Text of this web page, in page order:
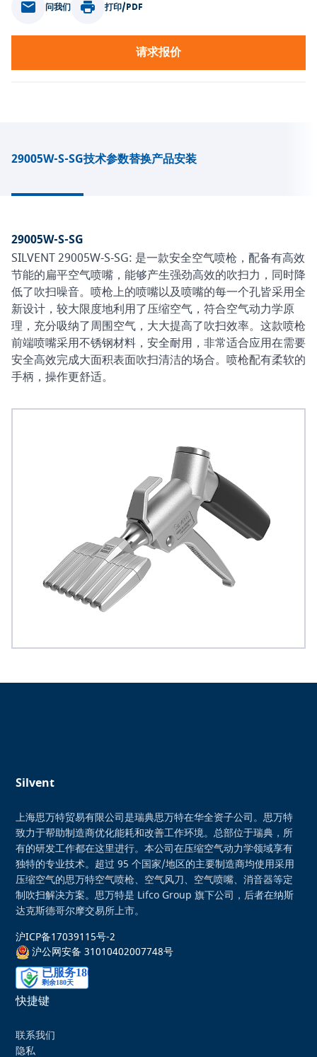
问我们 打印/PDF
请求报价
29005W-S-SG技术参数替换产品安装
29005W-S-SG
SILVENT 29005W-S-SG: 是一款安全空气喷枪，配备有高效
节能的扁平空气喷嘴，能够产生强劲高效的吹扫力，同时降
低了吹扫噪音。喷枪上的喷嘴以及喷嘴的每一个孔皆采用全
新设计，较大限度地利用了压缩空气，符合空气动力学原
理，充分吸纳了周围空气，大大提高了吹扫效率。这款喷枪
前端喷嘴采用不锈钢材料，安全耐用，非常适合应用在需要
安全高效完成大面积表面吹扫清洁的场合。喷枪配有柔软的
手柄，操作更舒适。
Silvent
上海思万特贸易有限公司是瑞典思万特在华全资子公司。思万特
致力于帮助制造商优化能耗和改善工作环境。总部位于瑞典，所
有的研发工作都在这里进行。本公司在压缩空气动力学领域享有
独特的专业技术。超过 95 个国家/地区的主要制造商均使用采用
压缩空气的思万特空气喷枪、空气风刀、空气喷嘴、消音器等定
制吹扫解决方案。思万特是 Lifco Group 旗下公司，后者在纳斯
达克斯德哥尔摩交易所上市。
沪ICP备17039115号-2
沪公网安备 31010402007748号
快捷键
联系我们
隐私